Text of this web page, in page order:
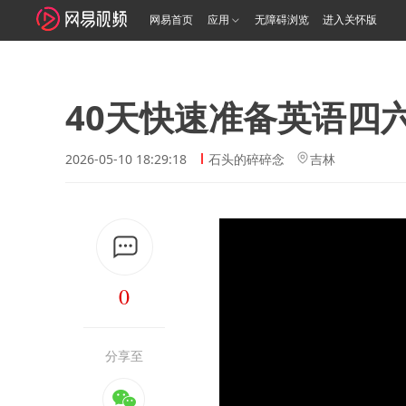
网易首页 应用 无障碍浏览 进入关怀版
40天快速准备英语四
2026-05-10 18:29:18 石头的碎碎念 吉林
0
分享至